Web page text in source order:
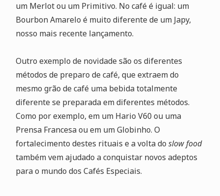
um Merlot ou um Primitivo. No café é igual: um
Bourbon Amarelo é muito diferente de um Japy,
nosso mais recente lançamento.
Outro exemplo de novidade são os diferentes
métodos de preparo de café, que extraem do
mesmo grão de café uma bebida totalmente
diferente se preparada em diferentes métodos.
Como por exemplo, em um Hario V60 ou uma
Prensa Francesa ou em um Globinho. O
fortalecimento destes rituais e a volta do slow food
também vem ajudado a conquistar novos adeptos
para o mundo dos Cafés Especiais.